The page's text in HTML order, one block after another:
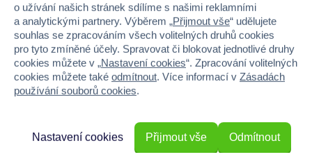
Nejširší sortiment na
trhu
40 kamenných
prodejen v ČR
o užívání našich stránek sdílíme s našimi reklamními
a analytickými partnery. Výběrem „Přijmout vše“ udělujete
souhlas se zpracováním všech volitelných druhů cookies
pro tyto zmíněné účely. Spravovat či blokovat jednotlivé druhy
cookies můžete v „Nastavení cookies“. Zpracování volitelných
cookies můžete také odmítnout. Více informací v Zásadách
používání souborů cookies.
Odmítnout
Nastavení cookies Přijmout vše